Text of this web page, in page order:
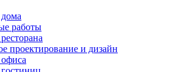
работы
проектирование и дизайн